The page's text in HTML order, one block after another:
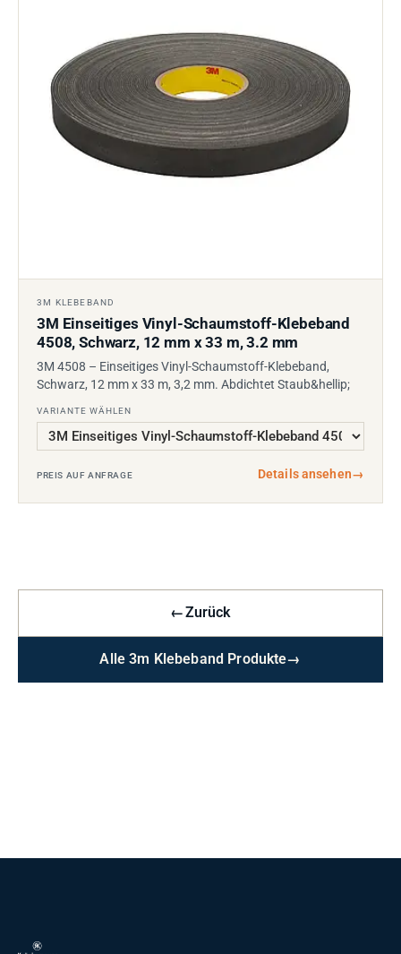
3M KLEBEBAND
3M Einseitiges Vinyl-Schaumstoff-Klebeband
4508, Schwarz, 12 mm x 33 m, 3.2 mm
3M 4508 – Einseitiges Vinyl-Schaumstoff-Klebeband,
Schwarz, 12 mm x 33 m, 3,2 mm. Abdichtet Staub&hellip;
VARIANTE WÄHLEN
PREIS AUF ANFRAGE Details ansehen→
←Zurück
Alle 3m Klebeband Produkte→